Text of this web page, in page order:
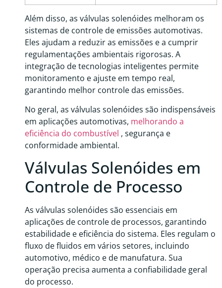
Além disso, as válvulas solenóides melhoram os
sistemas de controle de emissões automotivas.
Eles ajudam a reduzir as emissões e a cumprir
regulamentações ambientais rigorosas. A
integração de tecnologias inteligentes permite
monitoramento e ajuste em tempo real,
garantindo melhor controle das emissões.
No geral, as válvulas solenóides são indispensáveis
​​em aplicações automotivas, melhorando a
eficiência do combustível , segurança e
conformidade ambiental.
Válvulas Solenóides em
Controle de Processo
As válvulas solenóides são essenciais em
aplicações de controle de processos, garantindo
estabilidade e eficiência do sistema. Eles regulam o
fluxo de fluidos em vários setores, incluindo
automotivo, médico e de manufatura. Sua
operação precisa aumenta a confiabilidade geral
do processo.